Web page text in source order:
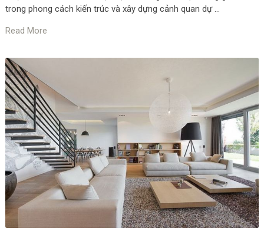
trong phong cách kiến trúc và xây dựng cảnh quan dự …
Read More